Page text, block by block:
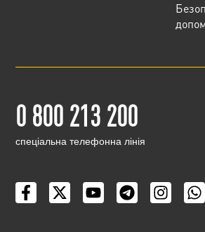
0 800 213 200
cпеціальна телефонна лінія